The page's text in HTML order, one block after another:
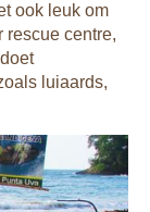
ook leuk om
rescue centre,
luiaards,